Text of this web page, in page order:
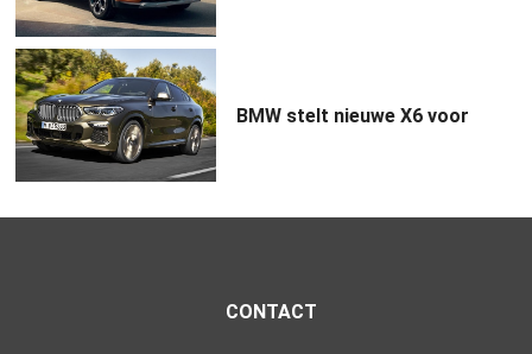
BMW stelt nieuwe X6 voor
CONTACT